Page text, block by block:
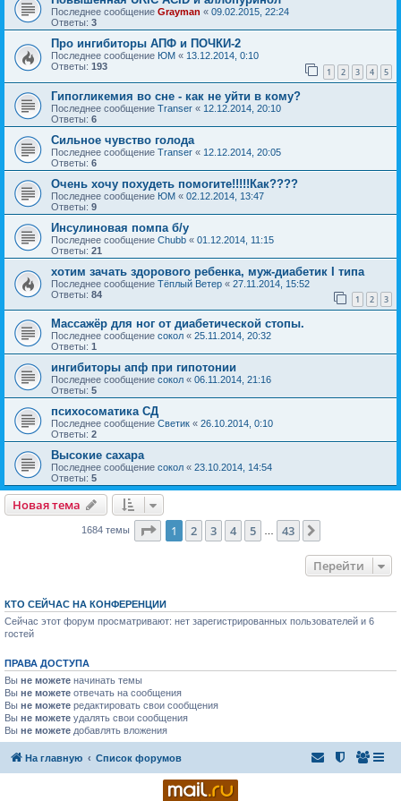
Последнее сообщение Grayman « 09.02.2015, 22:24
Ответы: 3
Про ингибиторы АПФ и ПОЧКИ-2
Последнее сообщение ЮМ « 13.12.2014, 0:10
Ответы: 193 1 2 3 4 5
Гипогликемия во сне - как не уйти в кому?
Последнее сообщение Transer « 12.12.2014, 20:10
Ответы: 6
Сильное чувство голода
Последнее сообщение Transer « 12.12.2014, 20:05
Ответы: 6
Очень хочу похудеть помогите!!!!!Как????
Последнее сообщение ЮМ « 02.12.2014, 13:47
Ответы: 9
Инсулиновая помпа б/у
Последнее сообщение Chubb « 01.12.2014, 11:15
Ответы: 21
хотим зачать здорового ребенка, муж-диабетик I типа
Последнее сообщение Тёплый Ветер « 27.11.2014, 15:52
Ответы: 84 1 2 3
Массажёр для ног от диабетической стопы.
Последнее сообщение сокол « 25.11.2014, 20:32
Ответы: 1
ингибиторы апф при гипотонии
Последнее сообщение сокол « 06.11.2014, 21:16
Ответы: 5
психосоматика СД
Последнее сообщение Светик « 26.10.2014, 0:10
Ответы: 2
Высокие сахара
Последнее сообщение сокол « 23.10.2014, 14:54
Ответы: 5
Новая тема
1684 темы Страница из 43
1 2 3 4 5 43
Перейти
КТО СЕЙЧАС НА КОНФЕРЕНЦИИ
Сейчас этот форум просматривают: нет зарегистрированных пользователей и 6
гостей
ПРАВА ДОСТУПА
Вы не можете начинать темы
Вы не можете отвечать на сообщения
Вы не можете редактировать свои сообщения
Вы не можете удалять свои сообщения
Вы не можете добавлять вложения
На главную Список форумов